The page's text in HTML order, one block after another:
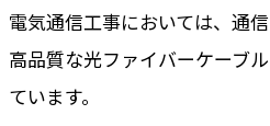
電気通信工事においては、通
高品質な光ファイバーケーブ
ています。